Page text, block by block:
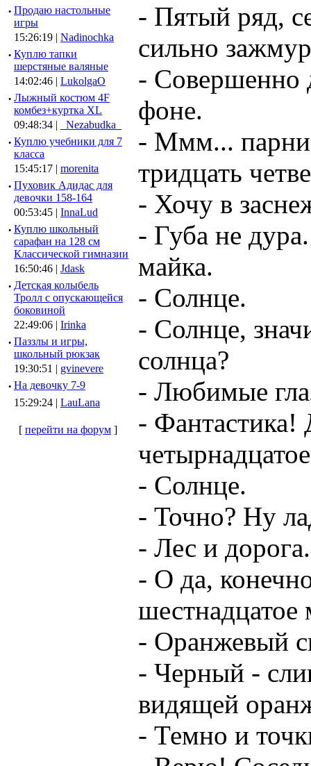
· Продаю настольные
игры
15:26:19 | Nadinochka
· Куплю тапки
шерстяные валяные
14:02:46 | LukolgaO
· Лыжный костюм 4F
комбез+куртка XL
09:48:34 |
_Nezabudka_
· Куплю учебники для 7
класса
15:45:17 | morenita
· Пуховик Адидас для
девочки 158-164
00:53:45 | InnaLud
· Куплю школьный
сарафан на 128 см
Классической гимназии
16:50:46 | Jdask
· Детская колыбель
Тролл с опускающейся
боковиной
22:49:06 | Irinka
· Паззлы и игры,
школьный рюкзак
19:30:51 | gvinevere
· Hа девочку 7-9
15:29:24 | LauLana
[ перейти на форум ]
- Пятый ряд,
сильно
- Совершенно
фоне.
- Ммм...
тридцать
- Хочу в
- Губа не
майка.
- Солнце.
- Солнце,
солнца?
- Любимые
- Фантастика!
- Солнце.
- Точно? Ну
- Лес и дорога.
- О да,
шестнадцатое
- Оранжевый
- Черный -
видящей
- Темно и